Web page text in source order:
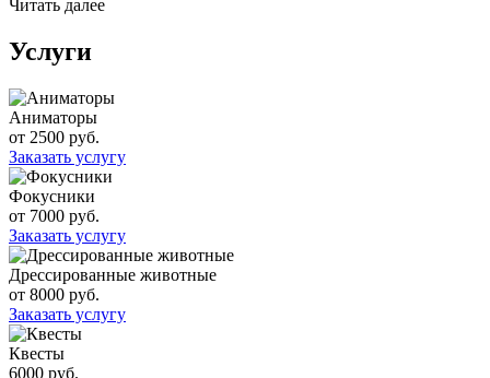
Читать далее
Услуги
Аниматоры
от 2500 руб.
Заказать услугу
Фокусники
от 7000 руб.
Заказать услугу
Дрессированные животные
от 8000 руб.
Заказать услугу
Квесты
6000 руб.